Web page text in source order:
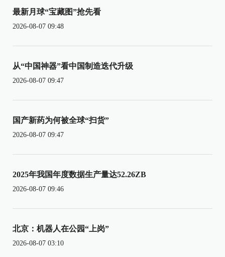
最新月球“宝藏图”抢先看
2026-08-07 09:48
从“中国神器”看中国制造迭代升级
2026-08-07 09:47
国产新药为何被全球“扫货”
2026-08-07 09:47
2025年我国年度数据生产量达52.26ZB
2026-08-07 09:46
北京：机器人在公园“上岗”
2026-08-07 03:10